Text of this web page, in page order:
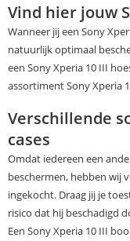
Vind hier jouw
Wanneer jij een Sony
natuurlijk optimaal
een Sony Xperia 10 III
assortiment Sony Xperia
Verschillende
cases
Omdat iedereen een
beschermen, hebben wij
ingekocht. Draag jij je
risico dat hij beschadigd
Een Sony Xperia 10 III